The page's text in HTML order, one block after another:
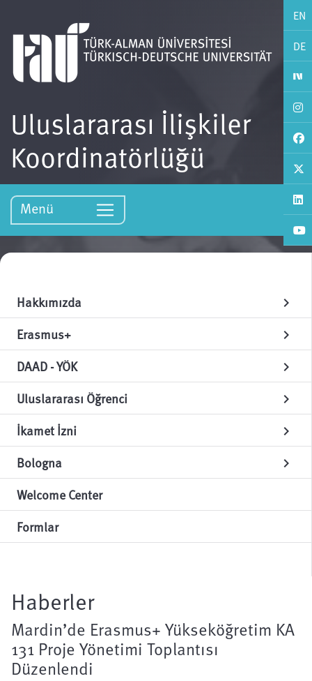
EN
DE
Uluslararası İlişkiler
Koordinatörlüğü
Menü
Hakkımızda chevron_right
Erasmus+ chevron_right
DAAD - YÖK chevron_right
Uluslararası Öğrenci chevron_right
İkamet İzni chevron_right
Bologna chevron_right
Welcome Center
Formlar
Haberler
Mardin’de Erasmus+ Yükseköğretim KA
131 Proje Yönetimi Toplantısı
Düzenlendi